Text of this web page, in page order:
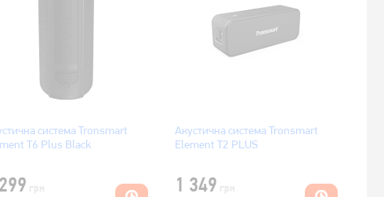
система Tronsmart
T6 Plus Black
Акустична система Tronsmart
Element T2 PLUS
1 349